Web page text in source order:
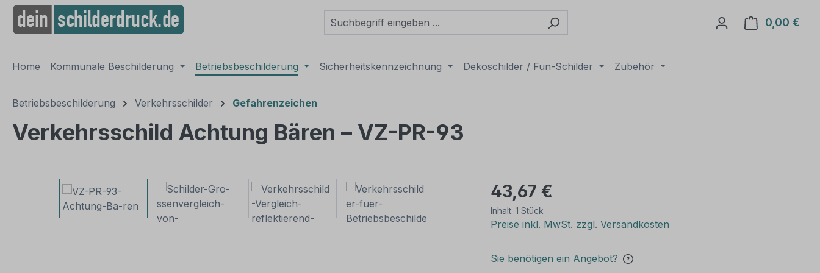
Zur Hauptnavigation springen
0,00 €
Home Kommunale Beschilderung Betriebsbeschilderung Sicherheitskennzeichnung Dekoschilder / Fun-Schilder Zubehör
Betriebsbeschilderung Verkehrsschilder Gefahrenzeichen
Verkehrsschild Achtung Bären – VZ-PR-93
Bildergalerie überspringen 43,67 €
Inhalt: 1 Stück
Preise inkl. MwSt. zzgl. Versandkosten
Sie benötigen ein Angebot?